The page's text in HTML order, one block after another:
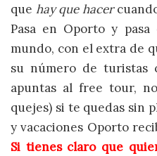
que hay que hacer
Pasa en Oporto y
mundo, con el extra de
su número de turistas
apuntas al free tour,
quejes) si te quedas sin
y vacaciones Oporto
Si tienes claro que